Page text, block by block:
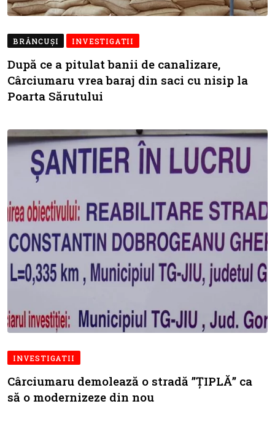
BRÂNCUŞI INVESTIGATII
După ce a pitulat banii de canalizare,
Cârciumaru vrea baraj din saci cu nisip la
Poarta Sărutului
INVESTIGATII
Cârciumaru demolează o stradă ”ȚIPLĂ” ca
să o modernizeze din nou